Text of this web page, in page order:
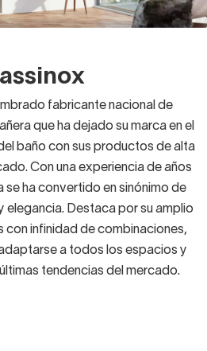
fabricante nacional de
que ha dejado su marca en el
baño con sus productos de alta
Con una experiencia de años
se ha convertido en sinónimo de
elegancia. Destaca por su amplio
con infinidad de combinaciones,
a todos los espacios y
tendencias del mercado.